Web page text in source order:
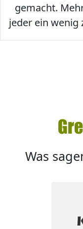
gemacht.
jeder ein wenig
Was